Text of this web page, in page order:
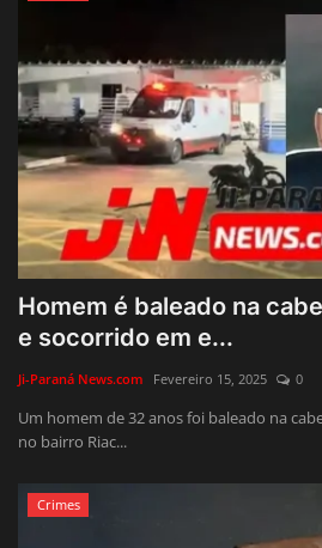
Homem é baleado na
e socorrido em e...
Ji-Paraná News.com Fevereiro 15, 2025 0
Um homem de 32 anos foi baleado na
no bairro Riac...
Crimes